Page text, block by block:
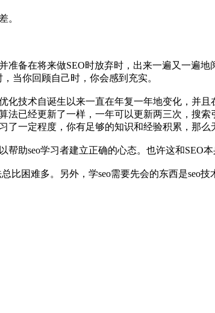
。
在将来做SEO时放弃时，出来一遍又一遍地
当你回顾自己时，你会感到充实。
技术自诞生以来一直在年复一年地变化，并且
法已经更新了一样，一年可以更新两三次，搜
一定程度，你有足够的知识和经验积累，那么
seo学习者建立正确的心态。也许这和SEO
困难多。另外，学seo需要先会的东西是seo技